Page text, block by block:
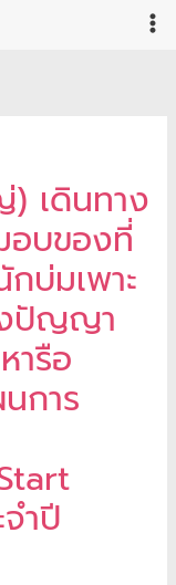
เดินทาง
อบของที่
บ่มเพาะ
งปัญญา
ารือ
การ
ำปี